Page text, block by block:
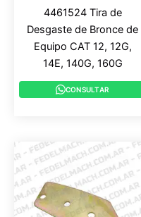
4461524 Tira de
Desgaste de Bronce de
Equipo CAT 12, 12G,
14E, 140G, 160G
CONSULTAR